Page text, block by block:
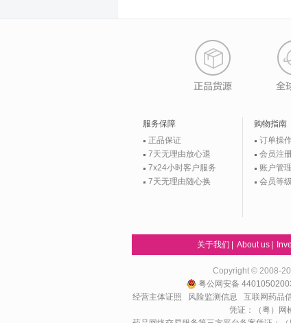
服务保障
正品保证
7天无理由放心退
7x24小时客户服务
7天无理由随心换
购物指南
订单操
会员注
账户管理
会员等级
关于我们 About us
Copyright © 2008-
粤公网安备
经营主体证照
风险监测信息 互联网药品
凭证：（粤）网